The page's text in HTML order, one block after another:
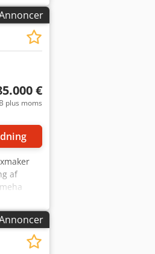
mulig.
€
plus moms
af